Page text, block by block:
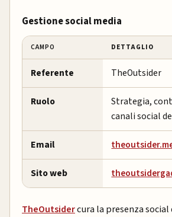
Gestione social media
CAMPO DETTAGLIO
Referente TheOutsider
Ruolo
Strategia,
canali social
Email
Sito web
TheOutsidercura la presenza